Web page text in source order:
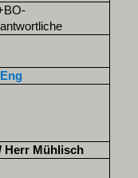
Herr Mühlisch